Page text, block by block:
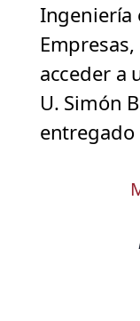
Ingeniería
acceder a
U. Simón
entregado